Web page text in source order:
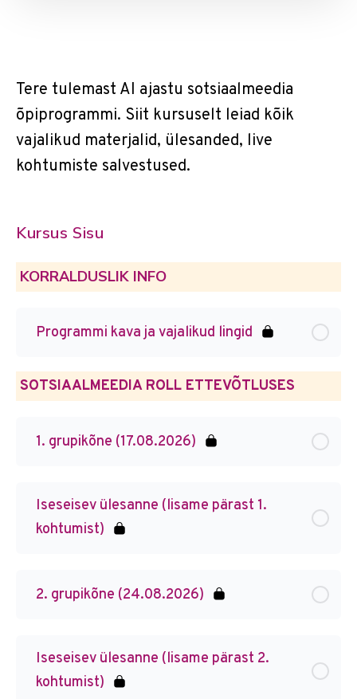
Tere tulemast AI ajastu sotsiaalmeedia
õpiprogrammi. Siit kursuselt leiad kõik
vajalikud materjalid, ülesanded, live
kohtumiste salvestused.
Kursus Sisu
KORRALDUSLIK INFO
Programmi kava ja vajalikud lingid
SOTSIAALMEEDIA ROLL ETTEVÕTLUSES
1. grupikõne (17.08.2026)
Iseseisev ülesanne (lisame pärast 1.
kohtumist)
2. grupikõne (24.08.2026)
Iseseisev ülesanne (lisame pärast 2.
kohtumist)